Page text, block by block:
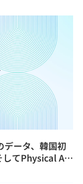
ータ、韓国初
てPhysical AI